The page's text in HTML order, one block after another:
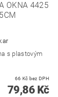
OKNA 4425
s plastovým
66 Kč bez DPH
79,86 Kč